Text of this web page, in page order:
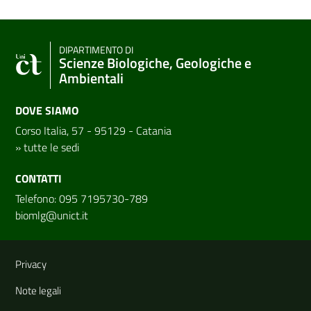
DIPARTIMENTO DI
Scienze Biologiche, Geologiche e
Ambientali
DOVE SIAMO
Corso Italia, 57 - 95129 - Catania
»tutte le sedi
CONTATTI
Telefono: 095 7195730-789
biomlg@unict.it
Link e informazioni utili
Privacy
Note legali